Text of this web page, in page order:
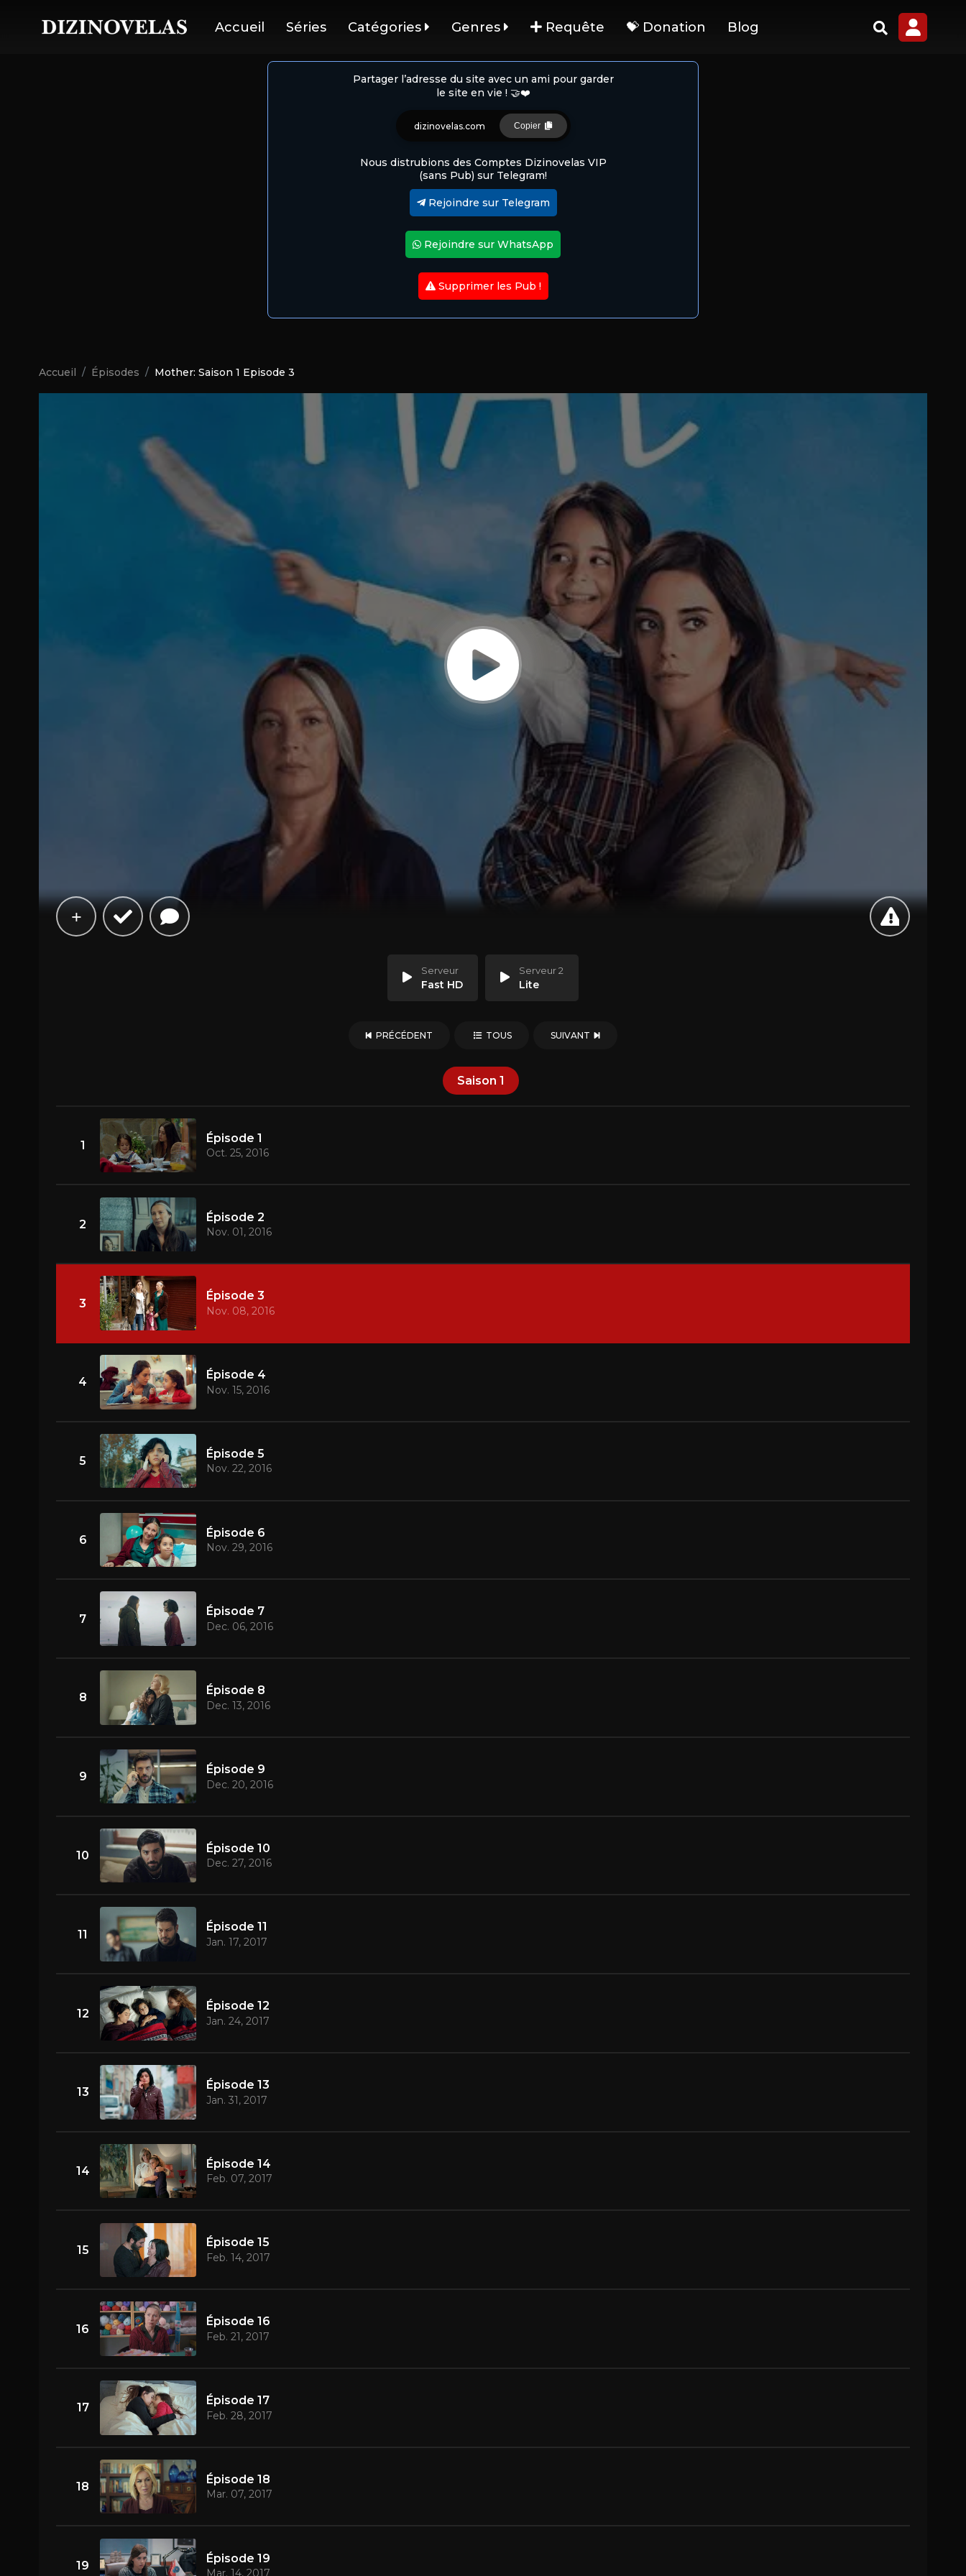
Accueil Séries Catégories Genres Requête 💝 Donation Blog
Partager l’adresse du site avec un ami pour garder
le site en vie ! 🤝❤️
dizinovelas.com Copier
Nous distrubions des Comptes Dizinovelas VIP
(sans Pub) sur Telegram!
Rejoindre sur Telegram
Rejoindre sur WhatsApp
Supprimer les Pub !
Accueil Épisodes Mother: Saison 1 Episode 3
Serveur
Fast HD
Serveur 2
Lite
PRÉCÉDENT TOUS SUIVANT
Saison 1
1
Épisode 1
Oct. 25, 2016
2
Épisode 2
Nov. 01, 2016
3
Épisode 3
Nov. 08, 2016
4
Épisode 4
Nov. 15, 2016
5
Épisode 5
Nov. 22, 2016
6
Épisode 6
Nov. 29, 2016
7
Épisode 7
Dec. 06, 2016
8
Épisode 8
Dec. 13, 2016
9
Épisode 9
Dec. 20, 2016
10
Épisode 10
Dec. 27, 2016
11
Épisode 11
Jan. 17, 2017
12
Épisode 12
Jan. 24, 2017
13
Épisode 13
Jan. 31, 2017
14
Épisode 14
Feb. 07, 2017
15
Épisode 15
Feb. 14, 2017
16
Épisode 16
Feb. 21, 2017
17
Épisode 17
Feb. 28, 2017
18
Épisode 18
Mar. 07, 2017
19
Épisode 19
Mar. 14, 2017